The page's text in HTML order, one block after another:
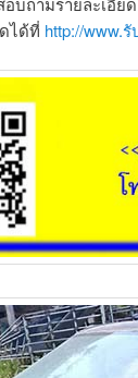
ได้ที่ http://www.